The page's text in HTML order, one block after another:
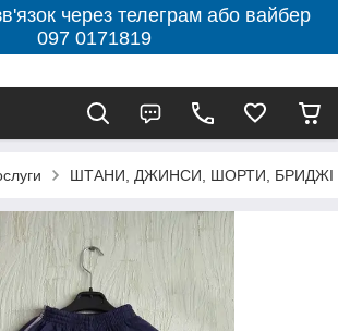
через телеграм або вайбер
097 0171819
ШТАНИ, ДЖИНСИ, ШОРТИ, БРИДЖІ